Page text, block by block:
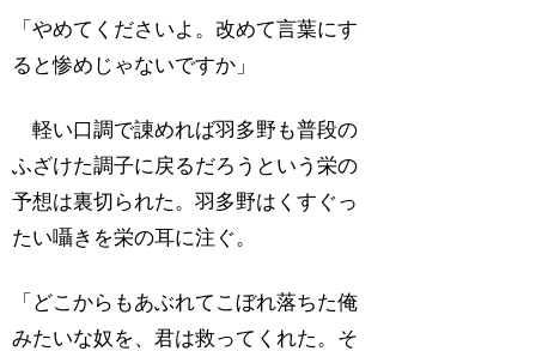
「やめてくださいよ。改めて言葉にす
ると惨めじゃないですか」
軽い口調で諌めれば羽多野も普段の
ふざけた調子に戻るだろうという栄の
予想は裏切られた。羽多野はくすぐっ
たい囁きを栄の耳に注ぐ。
「どこからもあぶれてこぼれ落ちた俺
みたいな奴を、君は救ってくれた。そ